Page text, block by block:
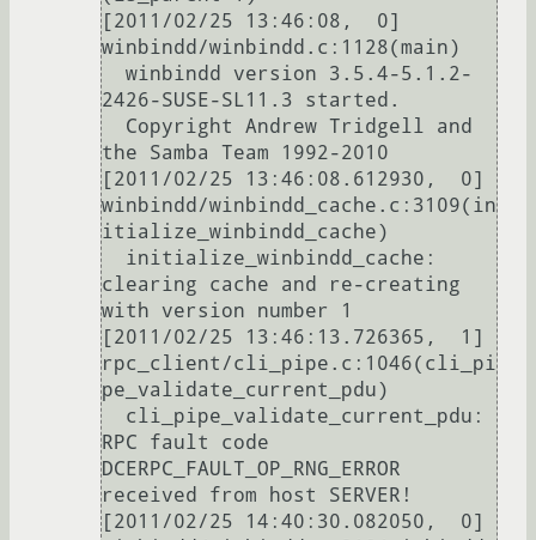
[2011/02/25 13:46:08,  0]
winbindd/winbindd.c:1128(main)
2426-SUSE-SL11.3 started.
the Samba Team 1992-2010
[2011/02/25 13:46:08.612930,  0]
winbindd/winbindd_cache.c:3109(in
itialize_winbindd_cache)
clearing cache and re-creating
with version number 1
[2011/02/25 13:46:13.726365,  1]
rpc_client/cli_pipe.c:1046(cli_pi
pe_validate_current_pdu)
RPC fault code
DCERPC_FAULT_OP_RNG_ERROR
received from host SERVER!
[2011/02/25 14:40:30.082050,  0]